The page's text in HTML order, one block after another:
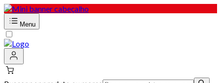
Menu